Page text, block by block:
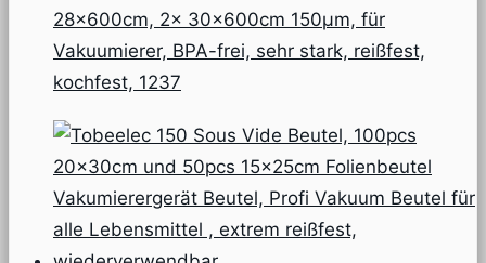
28x600cm, 2x 30x600cm 150µm, für
Vakuumierer, BPA-frei, sehr stark, reißfest,
kochfest, 1237